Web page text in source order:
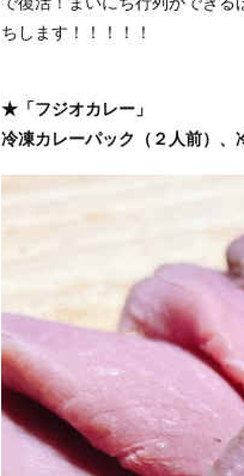
ちします！！！！！
★「フジオカレー」
冷凍カレーパック（２人前）